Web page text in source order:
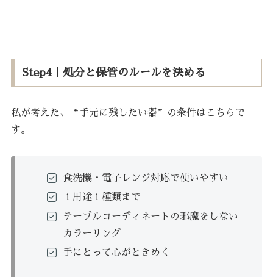
Step4｜処分と保管のルールを決める
私が考えた、“手元に残したい器”の条件はこちらで
す。
食洗機・電子レンジ対応で使いやすい
１用途１種類まで
テーブルコーディネートの邪魔をしない
カラーリング
手にとって心がときめく